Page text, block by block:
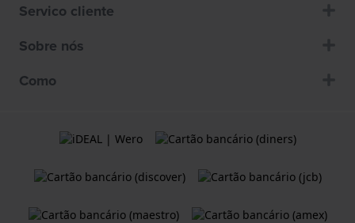
Servico cliente
Sobre nós
Como